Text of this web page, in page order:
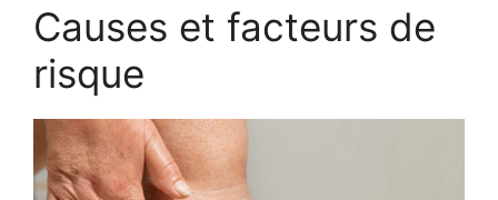
Causes et facteurs de
risque